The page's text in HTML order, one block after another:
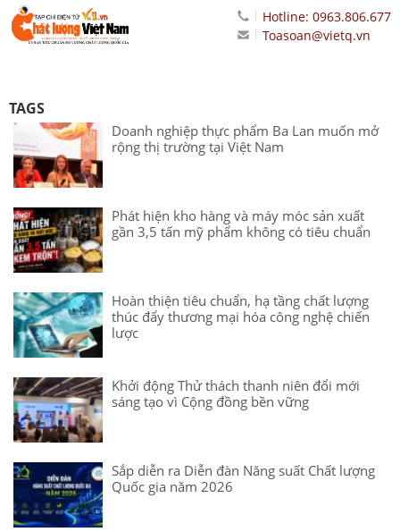
Hotline: 0963.806.677
Toasoan@vietq.vn
TAGS
Doanh nghiệp thực phẩm Ba Lan muốn mở
rộng thị trường tại Việt Nam
Phát hiện kho hàng và máy móc sản xuất
gần 3,5 tấn mỹ phẩm không có tiêu chuẩn
Hoàn thiện tiêu chuẩn, hạ tầng chất lượng
thúc đẩy thương mại hóa công nghệ chiến
lược
Khởi động Thử thách thanh niên đổi mới
sáng tạo vì Cộng đồng bền vững
Sắp diễn ra Diễn đàn Năng suất Chất lượng
Quốc gia năm 2026